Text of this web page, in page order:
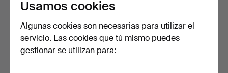
Usamos cookies
Algunas cookies son necesarias para utilizar el
servicio. Las cookies que tú mismo puedes
gestionar se utilizan para: